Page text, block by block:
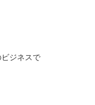
ジネスで